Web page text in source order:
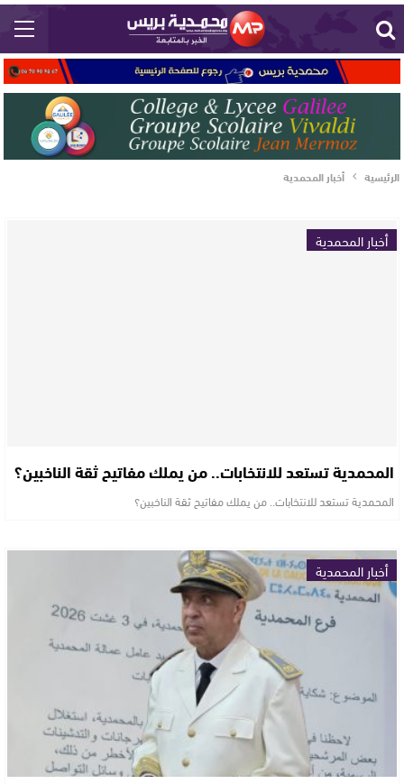
الرئيسية أخبار المحمدية
أخبار المحمدية
المحمدية تستعد للانتخابات.. من يملك مفاتيح ثقة الناخبين؟
المحمدية تستعد للانتخابات.. من يملك مفاتيح ثقة الناخبين؟
أخبار المحمدية